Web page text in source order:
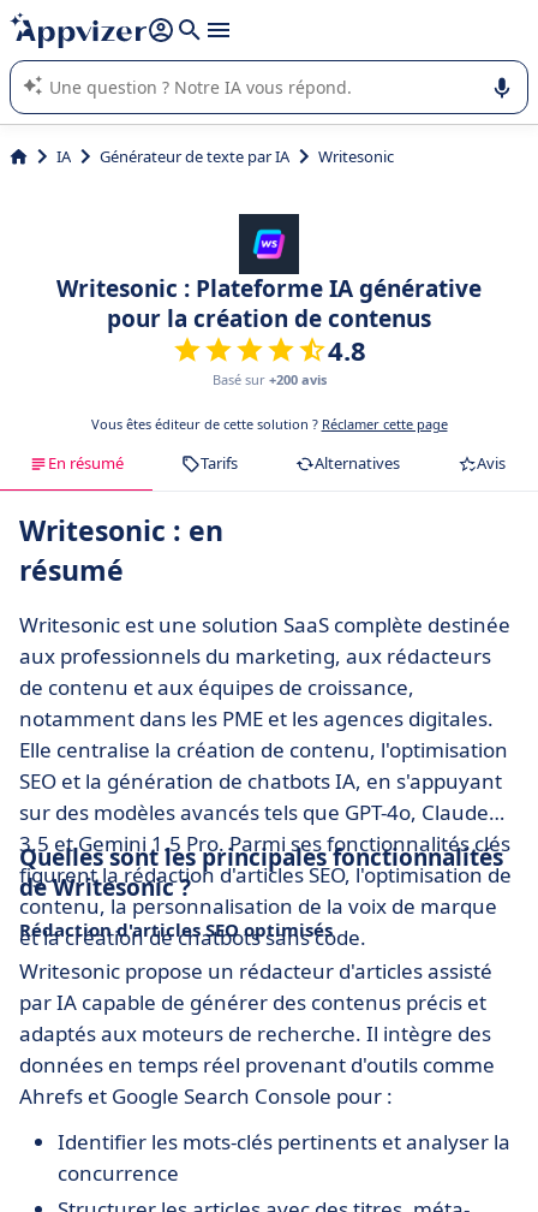
répondre (plusieurs lignes avec
L'IA de Appvizer vous guide dans l'utilisation ou la sélection de
logiciel SaaS en entreprise.
IA Générateur de texte par IA Writesonic
Writesonic : Plateforme IA générative
pour la création de contenus
4.8
Basé sur +200 avis
Vous êtes éditeur de cette solution ? Réclamer cette page
En résumé Tarifs Alternatives Avis
Writesonic : en
résumé
Writesonic est une solution SaaS complète destinée
aux professionnels du marketing, aux rédacteurs
de contenu et aux équipes de croissance,
notamment dans les PME et les agences digitales.
Elle centralise la création de contenu, l'optimisation
SEO et la génération de chatbots IA, en s'appuyant
sur des modèles avancés tels que GPT-4o, Claude
3.5 et Gemini 1.5 Pro. Parmi ses fonctionnalités clés
figurent la rédaction d'articles SEO, l'optimisation de
contenu, la personnalisation de la voix de marque
et la création de chatbots sans code.
Quelles sont les principales fonctionnalités
de Writesonic ?
Rédaction d'articles SEO optimisés
Writesonic propose un rédacteur d'articles assisté
par IA capable de générer des contenus précis et
adaptés aux moteurs de recherche. Il intègre des
données en temps réel provenant d'outils comme
Ahrefs et Google Search Console pour :
Identifier les mots-clés pertinents et analyser la
concurrence